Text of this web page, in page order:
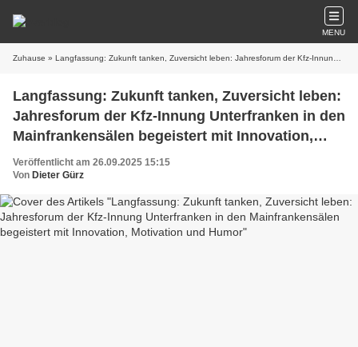
MENU
Zuhause » Langfassung: Zukunft tanken, Zuversicht leben: Jahresforum der Kfz-Innung Unterfranken in den Mainfrankensälen begeistert mit Innovation, Motivation und Humor
Langfassung: Zukunft tanken, Zuversicht leben:
Jahresforum der Kfz-Innung Unterfranken in den
Mainfrankensälen begeistert mit Innovation,
Motivation und Humor
Veröffentlicht am 26.09.2025 15:15
Von Dieter Gürz